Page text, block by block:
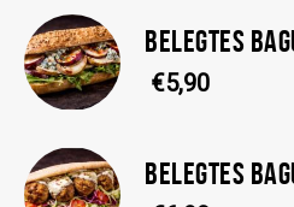
BELEGTES
€5,90
BELEGTES